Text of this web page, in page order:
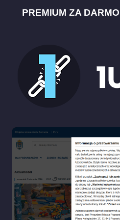
PREMIUM ZA